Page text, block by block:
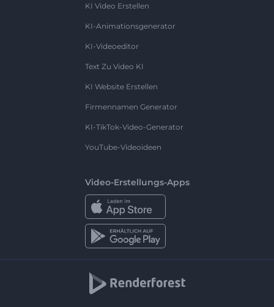
KI Video Erstellen
KI-Animationsgenerator
KI-Videoeditor
Text Zu Video KI
KI Website Erstellen
Firmennamen Generator
KI-TikTok-Video-Generator
YouTube-Videoideen
Video-Erstellungs-Apps